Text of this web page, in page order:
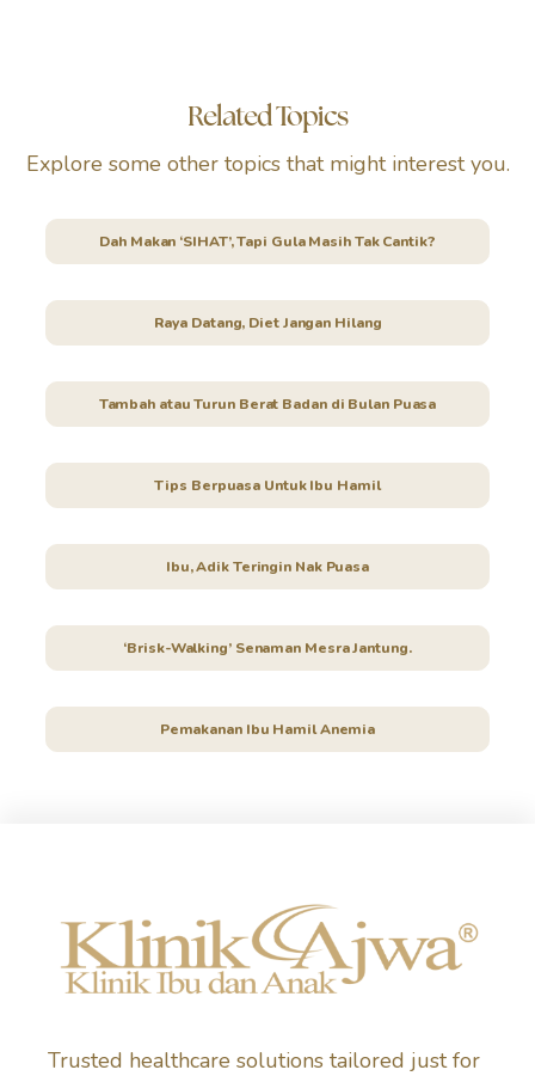
Related Topics
Explore some other topics that might interest you.
Dah Makan ‘SIHAT’, Tapi Gula Masih Tak Cantik?
Raya Datang, Diet Jangan Hilang
Tambah atau Turun Berat Badan di Bulan Puasa
Tips Berpuasa Untuk Ibu Hamil
Ibu, Adik Teringin Nak Puasa
‘Brisk-Walking’ Senaman Mesra Jantung.
Pemakanan Ibu Hamil Anemia
Trusted healthcare solutions tailored just for